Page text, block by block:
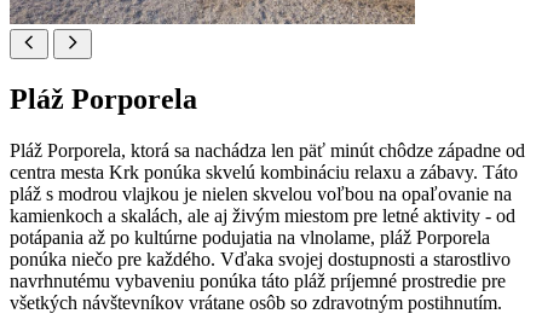
Pláž Porporela
Pláž Porporela, ktorá sa nachádza len päť minút chôdze západne od
centra mesta Krk ponúka skvelú kombináciu relaxu a zábavy. Táto
pláž s modrou vlajkou je nielen skvelou voľbou na opaľovanie na
kamienkoch a skalách, ale aj živým miestom pre letné aktivity - od
potápania až po kultúrne podujatia na vlnolame, pláž Porporela
ponúka niečo pre každého. Vďaka svojej dostupnosti a starostlivo
navrhnutému vybaveniu ponúka táto pláž príjemné prostredie pre
všetkých návštevníkov vrátane osôb so zdravotným postihnutím.